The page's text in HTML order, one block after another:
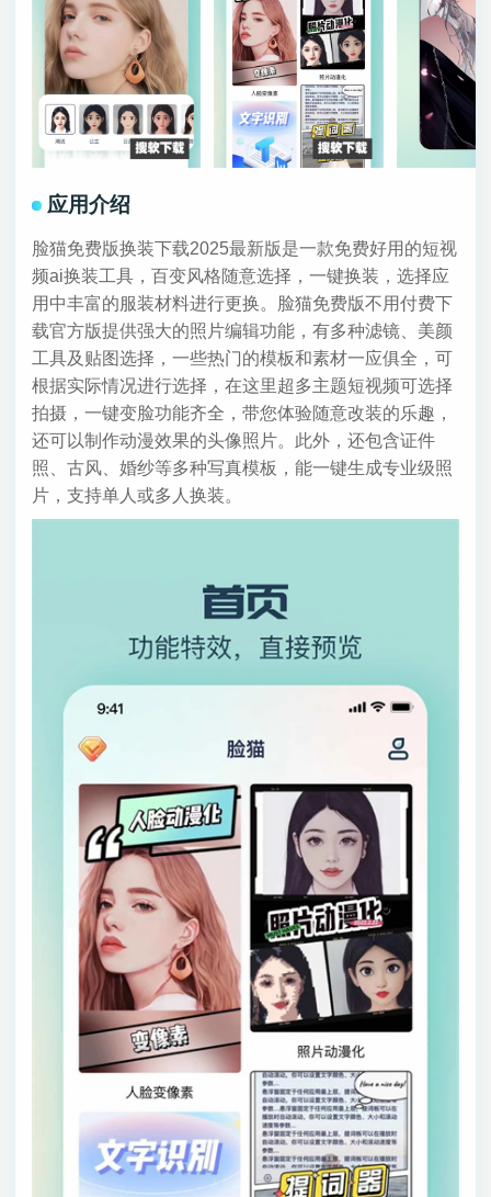
应用介绍
脸猫免费版换装下载2025最新版是一款免费好用的短视
频ai换装工具，百变风格随意选择，一键换装，选择应
用中丰富的服装材料进行更换。脸猫免费版不用付费下
载官方版提供强大的照片编辑功能，有多种滤镜、美颜
工具及贴图选择，一些热门的模板和素材一应俱全，可
根据实际情况进行选择，在这里超多主题短视频可选择
拍摄，一键变脸功能齐全，带您体验随意改装的乐趣，
还可以制作动漫效果的头像照片。此外，还包含证件
照、古风、婚纱等多种写真模板，能一键生成专业级照
片，支持单人或多人换装。